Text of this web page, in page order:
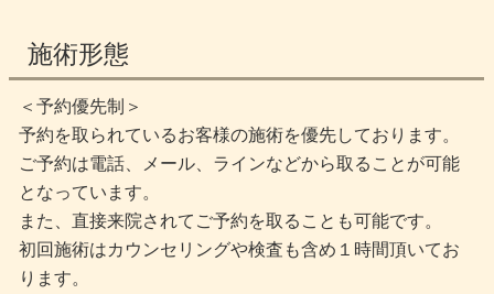
施術形態
＜予約優先制＞
予約を取られているお客様の施術を優先しております。
ご予約は電話、メール、ラインなどから取ることが可能
となっています。
また、直接来院されてご予約を取ることも可能です。
初回施術はカウンセリングや検査も含め１時間頂いてお
ります。